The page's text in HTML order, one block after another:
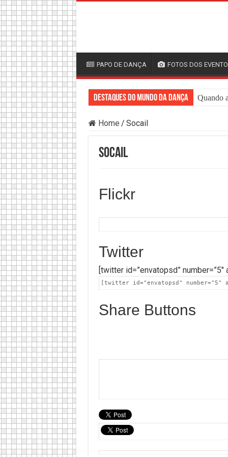
PAPO DE DANÇA FOTOS DOS
Destaques do mundo da Dança Quando
Home / Socail
Socail
Flickr
Twitter
[twitter id=”envatopsd” number=”5″
[twitter id="envatopsd" number="5"
Share Buttons